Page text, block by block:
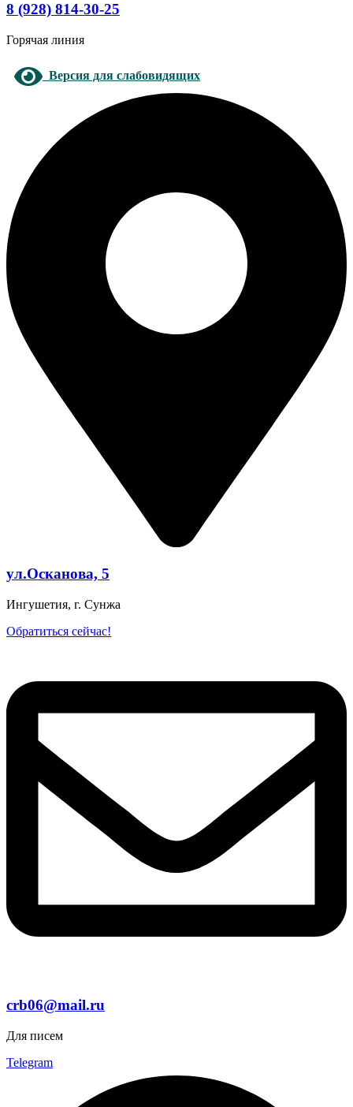
8 (928) 814-30-25
Горячая линия
Версия для слабовидящих
ул.Осканова, 5
Ингушетия, г. Сунжа
Обратиться сейчас!
crb06@mail.ru
Для писем
Telegram